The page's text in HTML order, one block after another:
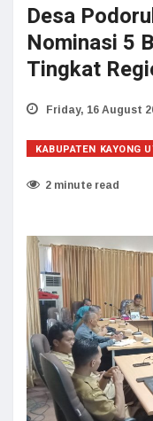
Desa
Nominasi 5
Tingkat
Friday, 16 August
KABUPATEN KAYONG
2 minute read